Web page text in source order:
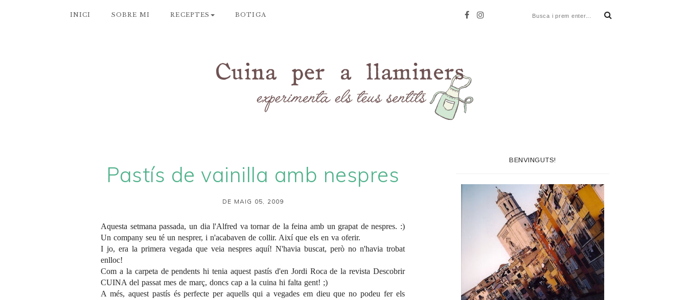
INICI SOBRE MI RECEPTES BOTIGA
Pastís de vainilla amb nespres
DE MAIG 05, 2009
Aquesta setmana passada, un dia l'Alfred va tornar de la feina amb un grapat de nespres. :)
Un company seu té un nesprer, i n'acabaven de collir. Així que els en va oferir.
I jo, era la primera vegada que veia nespres aquí! N'havia buscat, però no n'havia trobat
enlloc!
Com a la carpeta de pendents hi tenia aquest pastís d'en Jordi Roca de la revista Descobrir
CUINA del passat mes de març, doncs cap a la cuina hi falta gent! ;)
A més, aquest pastís és perfecte per aquells qui a vegades em dieu que no podeu fer els
BENVINGUTS!